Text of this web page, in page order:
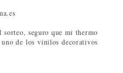
sorteo, seguro que mi thermo
de los vinilos decorativos